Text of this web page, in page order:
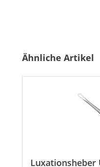
Produktgalerie
Ähnliche Artikel
Luxationsheber